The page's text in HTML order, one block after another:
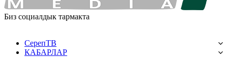
Биз социалдык тармакта
СерепТВ
КАБАРЛАР